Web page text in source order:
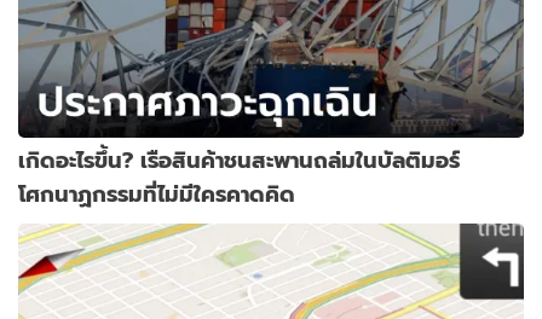
เกิดอะไรขึ้น? เรือสินค้าชนสะพานถล่มในบัลติมอร์
โศกนาฏกรรมที่ไม่มีใครคาดคิด